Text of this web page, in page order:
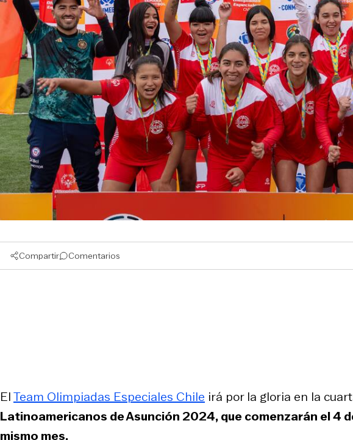
Compartir Comentarios
ElTeam Olimpiadas Especiales Chile irá por la gloria en la
Latinoamericanos de Asunción 2024, que comenzarán el 4
mismo mes.